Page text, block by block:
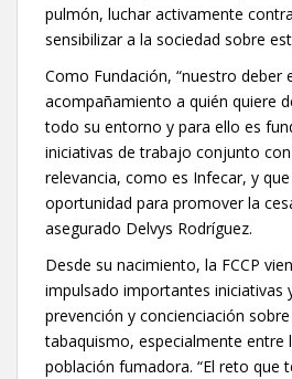
pulmón, luchar activamente
sensibilizar a la sociedad sobre
Como Fundación, “nuestro deber
acompañamiento a quién quiere
todo su entorno y para ello es
iniciativas de trabajo conjunto
relevancia, como es Infecar, y
oportunidad para promover la
asegurado Delvys Rodríguez.
Desde su nacimiento, la FCCP
impulsado importantes iniciativas
prevención y concienciación
tabaquismo, especialmente entre
población fumadora. “El reto que